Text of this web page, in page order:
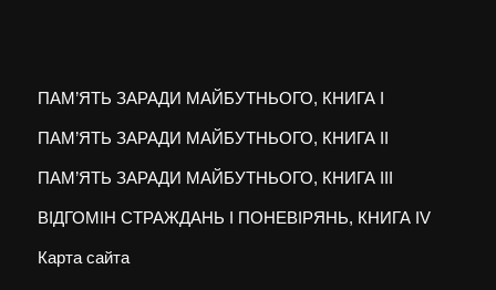
ПАМ’ЯТЬ ЗАРАДИ МАЙБУТНЬОГО, КНИГА I
ПАМ’ЯТЬ ЗАРАДИ МАЙБУТНЬОГО, КНИГА II
ПАМ’ЯТЬ ЗАРАДИ МАЙБУТНЬОГО, КНИГА III
ВІДГОМІН СТРАЖДАНЬ І ПОНЕВІРЯНЬ, КНИГА IV
Карта сайта